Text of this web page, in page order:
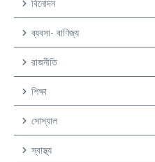
বিনোদন
ব্যবসা- বাণিজ্য
রাজনীতি
শিক্ষা
সোস্যাল
স্বাস্থ্য